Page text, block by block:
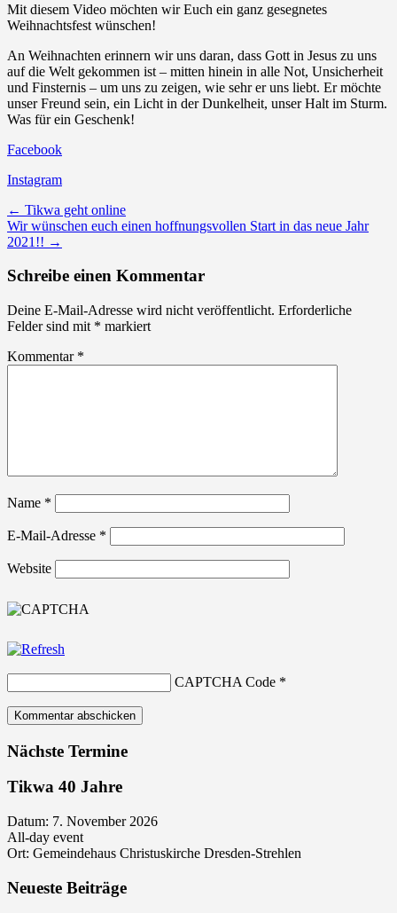
Mit diesem Video möchten wir Euch ein ganz gesegnetes
Weihnachtsfest wünschen!
An Weihnachten erinnern wir uns daran, dass Gott in Jesus zu uns
auf die Welt gekommen ist – mitten hinein in alle Not, Unsicherheit
und Finsternis – um uns zu zeigen, wie sehr er uns liebt. Er möchte
unser Freund sein, ein Licht in der Dunkelheit, unser Halt im Sturm.
Was für ein Geschenk!
Facebook
Instagram
Post
navigation
← Tikwa geht online
Wir wünschen euch einen hoffnungsvollen Start in das neue Jahr
2021!! →
Schreibe einen Kommentar
Deine E-Mail-Adresse wird nicht veröffentlicht. Erforderliche
Felder sind mit * markiert
Kommentar *
Name *
E-Mail-Adresse *
Website
CAPTCHA Code *
Nächste Termine
Tikwa 40 Jahre
Datum: 7. November 2026
All-day event
Ort: Gemeindehaus Christuskirche Dresden-Strehlen
Neueste Beiträge